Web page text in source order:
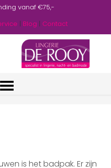
vanaf €75,-
| Blog | Contact
is het badpak. Er zijn